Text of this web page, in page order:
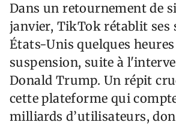
Dans un retournement de
janvier, TikTok rétablit ses
États-Unis quelques heures
suspension, suite à
Donald Trump. Un répit
cette plateforme qui
milliards d’utilisateurs,